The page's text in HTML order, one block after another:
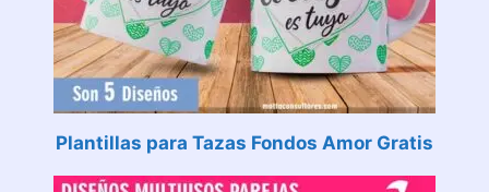
Plantillas para Tazas Fondos Amor Gratis